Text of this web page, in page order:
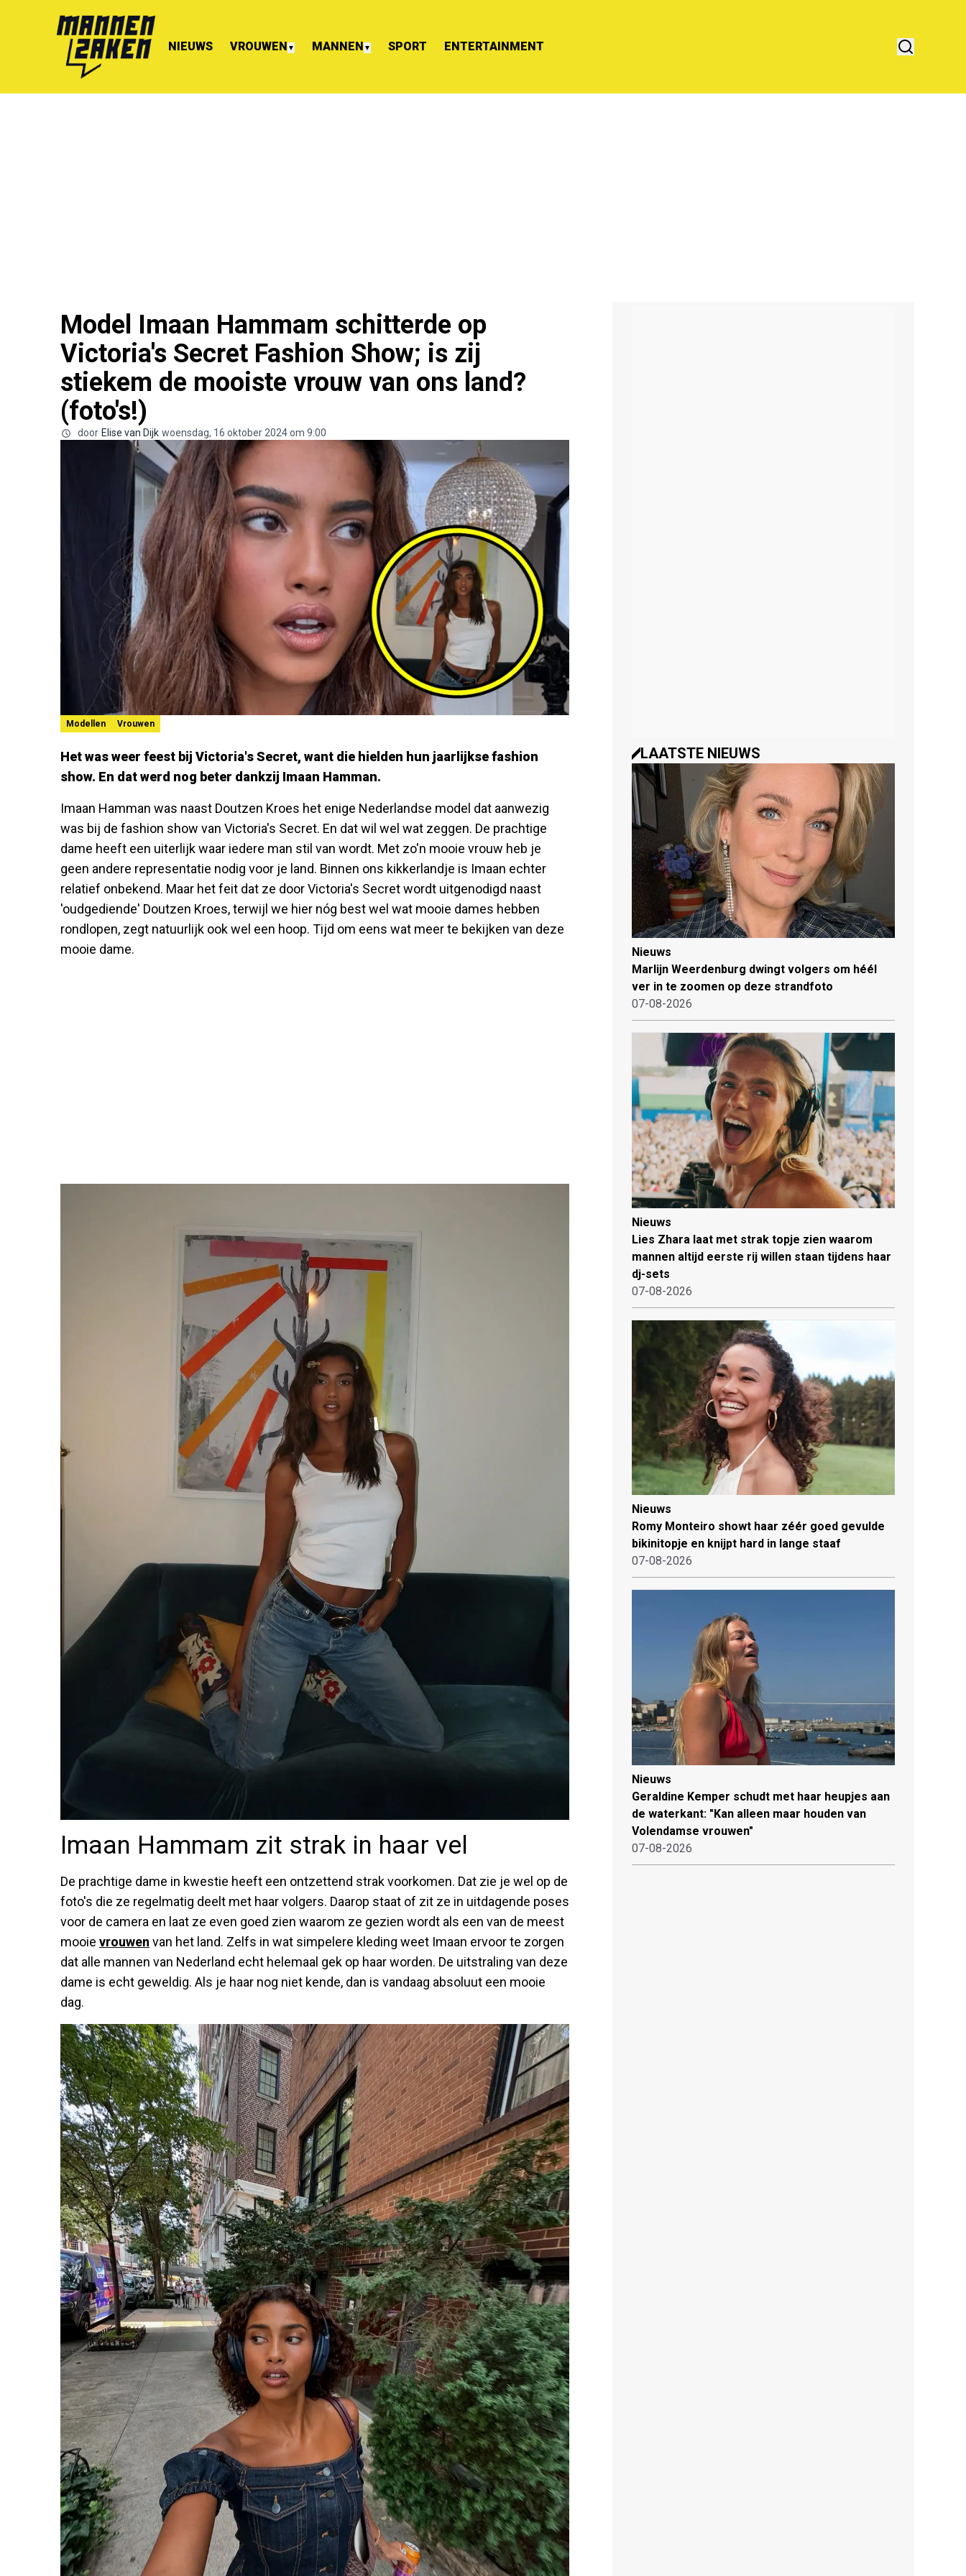
NIEUWS VROUWEN ▼ MANNEN ▼ SPORT ENTERTAINMENT
Model Imaan Hammam schitterde op
Victoria's Secret Fashion Show; is zij
stiekem de mooiste vrouw van ons land?
(foto's!)
door Elise van Dijk woensdag, 16 oktober 2024 om 9:00
Modellen Vrouwen
Het was weer feest bij Victoria's Secret, want die hielden hun jaarlijkse fashion
show. En dat werd nog beter dankzij Imaan Hamman.
Imaan Hamman was naast Doutzen Kroes het enige Nederlandse model dat aanwezig
was bij de fashion show van Victoria's Secret. En dat wil wel wat zeggen. De prachtige
dame heeft een uiterlijk waar iedere man stil van wordt. Met zo'n mooie vrouw heb je
geen andere representatie nodig voor je land. Binnen ons kikkerlandje is Imaan echter
relatief onbekend. Maar het feit dat ze door Victoria's Secret wordt uitgenodigd naast
'oudgediende' Doutzen Kroes, terwijl we hier nóg best wel wat mooie dames hebben
rondlopen, zegt natuurlijk ook wel een hoop. Tijd om eens wat meer te bekijken van deze
mooie dame.
Imaan Hammam zit strak in haar vel
De prachtige dame in kwestie heeft een ontzettend strak voorkomen. Dat zie je wel op de
foto's die ze regelmatig deelt met haar volgers. Daarop staat of zit ze in uitdagende poses
voor de camera en laat ze even goed zien waarom ze gezien wordt als een van de meest
mooie vrouwen van het land. Zelfs in wat simpelere kleding weet Imaan ervoor te zorgen
dat alle mannen van Nederland echt helemaal gek op haar worden. De uitstraling van deze
dame is echt geweldig. Als je haar nog niet kende, dan is vandaag absoluut een mooie
dag.
LAATSTE NIEUWS
Nieuws
Marlijn Weerdenburg dwingt volgers om héél
ver in te zoomen op deze strandfoto
07-08-2026
Nieuws
Lies Zhara laat met strak topje zien waarom
mannen altijd eerste rij willen staan tijdens haar
dj-sets
07-08-2026
Nieuws
Romy Monteiro showt haar zéér goed gevulde
bikinitopje en knijpt hard in lange staaf
07-08-2026
Nieuws
Geraldine Kemper schudt met haar heupjes aan
de waterkant: "Kan alleen maar houden van
Volendamse vrouwen"
07-08-2026